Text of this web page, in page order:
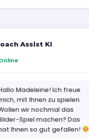
Assist KI
Madeleine! Ich freue
mit Ihnen zu spielen.
wir nochmal das
Spiel machen? Das
Ihnen so gut gefallen!